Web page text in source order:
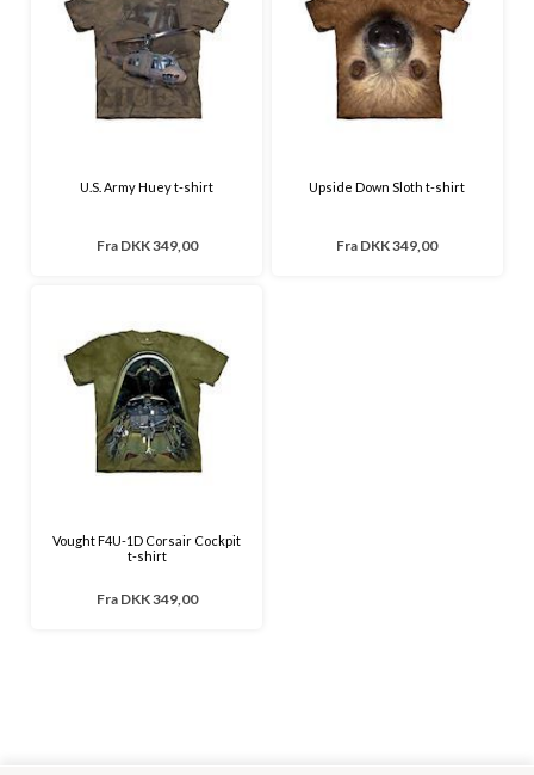
U.S. Army Huey t-shirt
Fra DKK 349,00
Upside Down Sloth t-shirt
Fra DKK 349,00
Vought F4U-1D Corsair Cockpit
t-shirt
Fra DKK 349,00